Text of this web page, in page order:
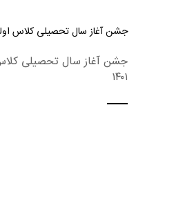
جشن آغاز سال تحصیلی کلاس
جشن آغاز سال تحصیلی
۱۴۰۱